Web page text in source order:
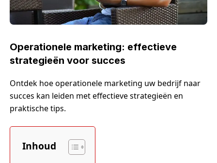
Operationele marketing: effectieve
strategieën voor succes
Ontdek hoe operationele marketing uw bedrijf naar
succes kan leiden met effectieve strategieën en
praktische tips.
Inhoud